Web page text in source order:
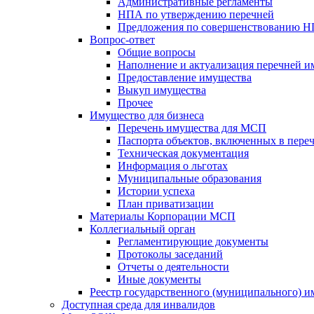
НПА по утверждению перечней
Предложения по совершенствованию
Вопрос-ответ
Общие вопросы
Наполнение и актуализация перечней
Предоставление имущества
Выкуп имущества
Прочее
Имущество для бизнеса
Перечень имущества для МСП
Паспорта объектов, включенных в
Техническая документация
Информация о льготах
Муниципальные образования
Истории успеха
План приватизации
Материалы Корпорации МСП
Коллегиальный орган
Регламентирующие документы
Протоколы заседаний
Отчеты о деятельности
Иные документы
Реестр государственного (муниципального)
Доступная среда для инвалидов